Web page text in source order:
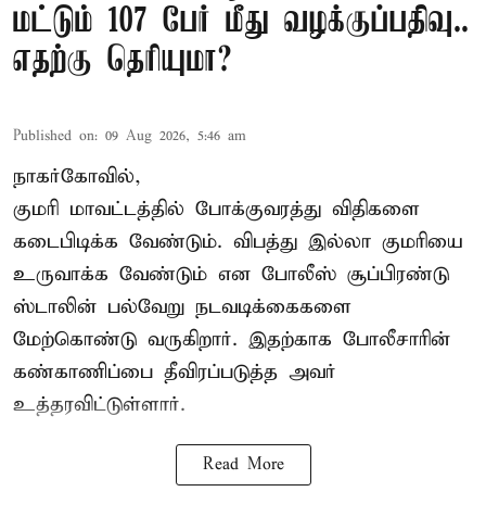
மட்டும் 107 பேர் மீது வழக்குப்பதிவு..
எதற்கு தெரியுமா?
Published on: 09 Aug 2026, 5:46 am
நாகர்கோவில்,
குமரி மாவட்டத்தில் போக்குவரத்து விதிகளை
கடைபிடிக்க வேண்டும். விபத்து இல்லா குமரியை
உருவாக்க வேண்டும் என போலீஸ் சூப்பிரண்டு
ஸ்டாலின் பல்வேறு நடவடிக்கைகளை
மேற்கொண்டு வருகிறார். இதற்காக போலீசாரின்
கண்காணிப்பை தீவிரப்படுத்த அவர்
உத்தரவிட்டுள்ளார்.
Read More